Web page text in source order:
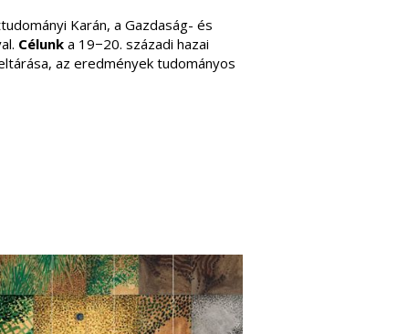
Karán, a Gazdaság- és
Célunk a 19−20. századi hazai
az eredmények tudományos